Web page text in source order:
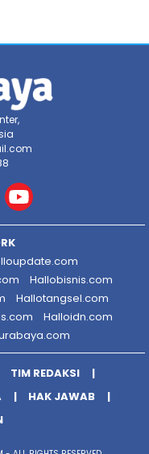
Hallobisnis.com
Hallotangsel.com
Halloidn.com
TIM REDAKSI
HAK JAWAB